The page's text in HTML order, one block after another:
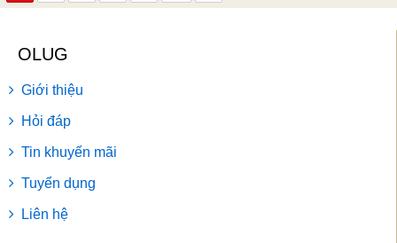
OLUG
Giới thiệu
Hỏi đáp
Tin khuyến mãi
Tuyển dụng
Liên hệ